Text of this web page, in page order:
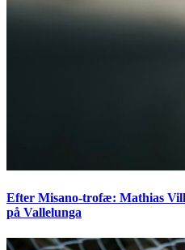
Efter Misano-trofæ: Mathias
på Vallelunga